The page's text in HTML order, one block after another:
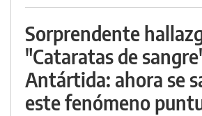
Sorprendente
"Cataratas de
Antártida: ahora se
este fenómeno